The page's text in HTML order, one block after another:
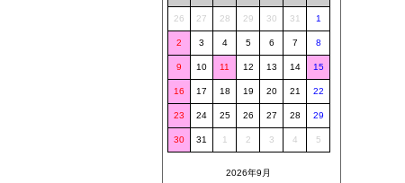
26 27 28 29 30 31 1
2 3 4 5 6 7 8
9 10 11 12 13 14 15
16 17 18 19 20 21 22
23 24 25 26 27 28 29
30 31 1 2 3 4 5
2026年9月